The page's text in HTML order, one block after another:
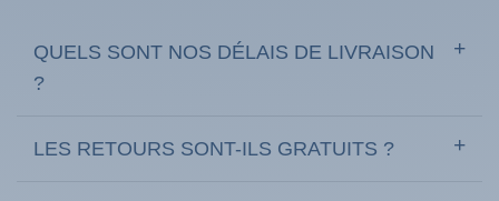
QUELS SONT NOS DÉLAIS DE LIVRAISON
?
LES RETOURS SONT-ILS GRATUITS ?